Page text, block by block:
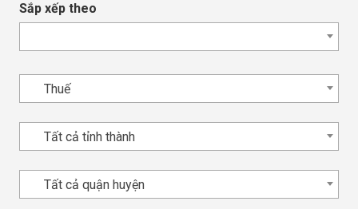
Sắp xếp theo
Thuế
Tất cả tỉnh thành
Tất cả quận huyện